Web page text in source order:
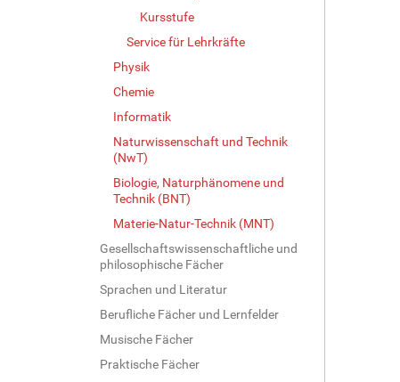
Kursstufe
Service für Lehrkräfte
Physik
Chemie
Informatik
Naturwissenschaft und Technik
(NwT)
Biologie, Naturphänomene und
Technik (BNT)
Materie-Natur-Technik (MNT)
Gesellschaftswissenschaftliche und
philosophische Fächer
Sprachen und Literatur
Berufliche Fächer und Lernfelder
Musische Fächer
Praktische Fächer